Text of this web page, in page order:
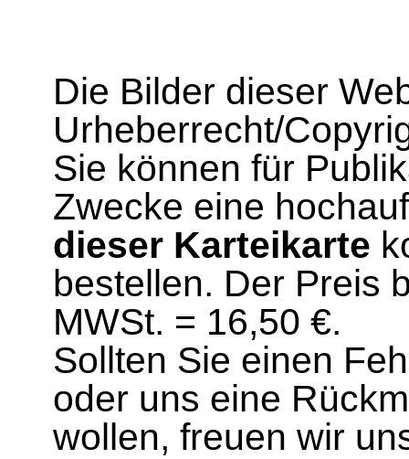
Die Bilder dieser
Urheberrecht/
Sie können für
Zwecke eine
dieser Karteikarte
bestellen. Der Preis
MWSt. = 16,50 €.
Sollten Sie einen
oder uns eine
wollen, freuen wir